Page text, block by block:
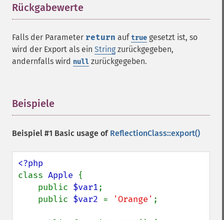
Rückgabewerte
Falls der Parameter return auftrue gesetzt ist, so
wird der Export als ein String zurückgegeben,
andernfalls wird null zurückgegeben.
Beispiele
Beispiel #1 Basic usage of ReflectionClass::export()
class Apple {
    public
$var1;
    public
$var2 = 'Orange' ;